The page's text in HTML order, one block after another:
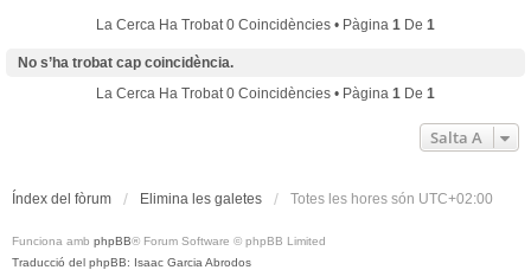
La Cerca Ha Trobat 0 Coincidències • Pàgina 1 De 1
No s’ha trobat cap coincidència.
La Cerca Ha Trobat 0 Coincidències • Pàgina 1 De 1
Salta A
Índex del fòrum Elimina les galetes Totes les hores són UTC+02:00
Funciona amb phpBB® Forum Software © phpBB Limited
Traducció del phpBB: Isaac Garcia Abrodos